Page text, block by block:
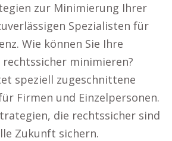
zur Minimierung Ihrer
Spezialisten für
Wie können Sie Ihre
minimieren?
speziell zugeschnittene
Firmen und Einzelpersonen.
die rechtssicher sind
Zukunft sichern.